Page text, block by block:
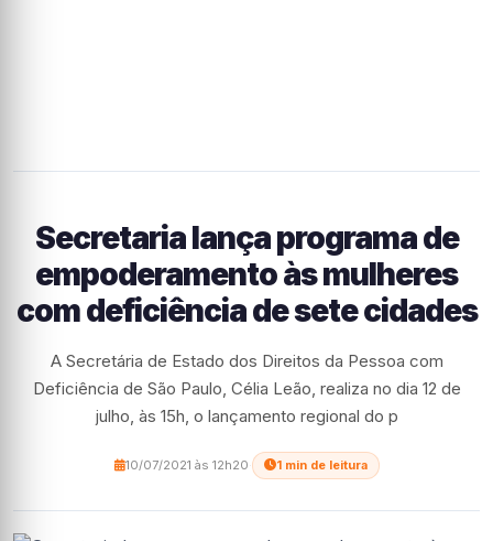
Secretaria lança programa de
empoderamento às mulheres
com deficiência de sete cidades
A Secretária de Estado dos Direitos da Pessoa com
Deficiência de São Paulo, Célia Leão, realiza no dia 12 de
julho, às 15h, o lançamento regional do p
10/07/2021 às 12h20 1 min de leitura